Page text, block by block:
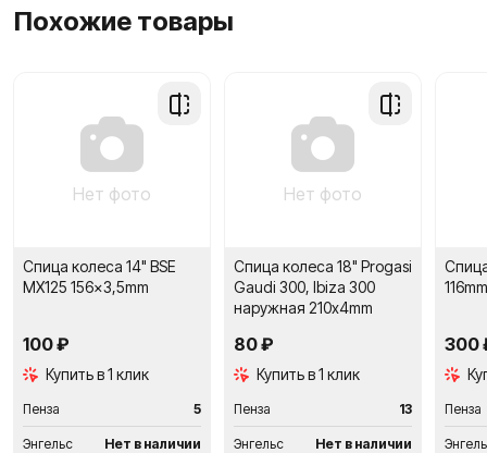
Похожие товары
Добавить
Нет фото
Спица колеса 14" BSE
MX125 156x3,5mm
100 ₽
Купить в 1 клик
Пенза 5
Энгельс Нет в наличии
Добавить
Нет фото
Спица колеса 18" Progasi
Gaudi 300, Ibiza 300
наружная 210х4mm
80 ₽
Купить в 1 клик
Пенза 13
Энгельс Нет в наличии
300
Пенза